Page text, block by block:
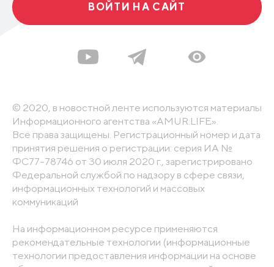
ВОЙТИ НА САЙТ
© 2020, в новостной ленте используются материалы
Информационного агентства «AMUR.LIFE».
Все права защищены. Регистрационный номер и дата
принятия решения о регистрации: серия ИА №
ФС77-78746 от 30 июля 2020 г., зарегистрировано
Федеральной службой по надзору в сфере связи,
информационных технологий и массовых
коммуникаций
На информационном ресурсе применяются
рекомендательные технологии (информационные
технологии предоставления информации на основе